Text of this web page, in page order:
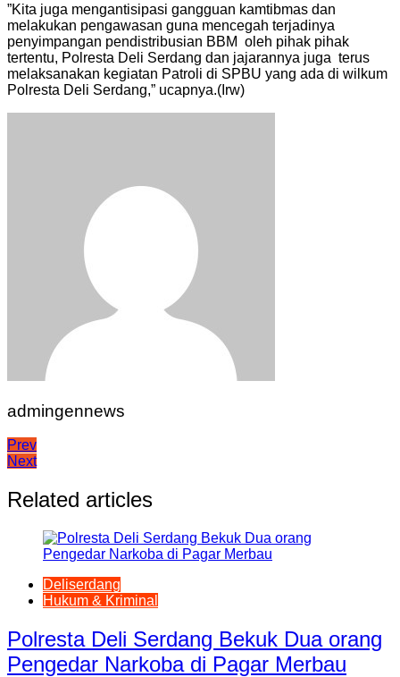
”Kita juga mengantisipasi gangguan kamtibmas dan
melakukan pengawasan guna mencegah terjadinya
penyimpangan pendistribusian BBM oleh pihak pihak
tertentu, Polresta Deli Serdang dan jajarannya juga terus
melaksanakan kegiatan Patroli di SPBU yang ada di wilkum
Polresta Deli Serdang,” ucapnya.(Irw)
admingennews
Navigasi
pos
Prev
Next
Related articles
Deliserdang
Hukum & Kriminal
Polresta Deli Serdang Bekuk Dua orang
Pengedar Narkoba di Pagar Merbau